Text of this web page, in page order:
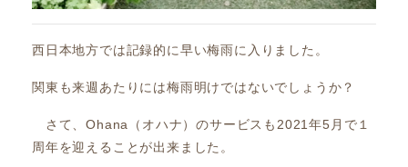
西日本地方では記録的に早い梅雨に入りました。
関東も来週あたりには梅雨明けではないでしょうか？
さて、Ohana（オハナ）のサービスも2021年5月で１
周年を迎えることが出来ました。